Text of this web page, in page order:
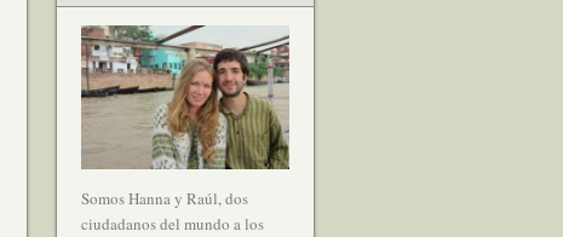
Somos Hanna y Raúl, dos
ciudadanos del mundo a los